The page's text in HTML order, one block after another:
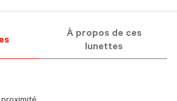
À propos de ces
lunettes